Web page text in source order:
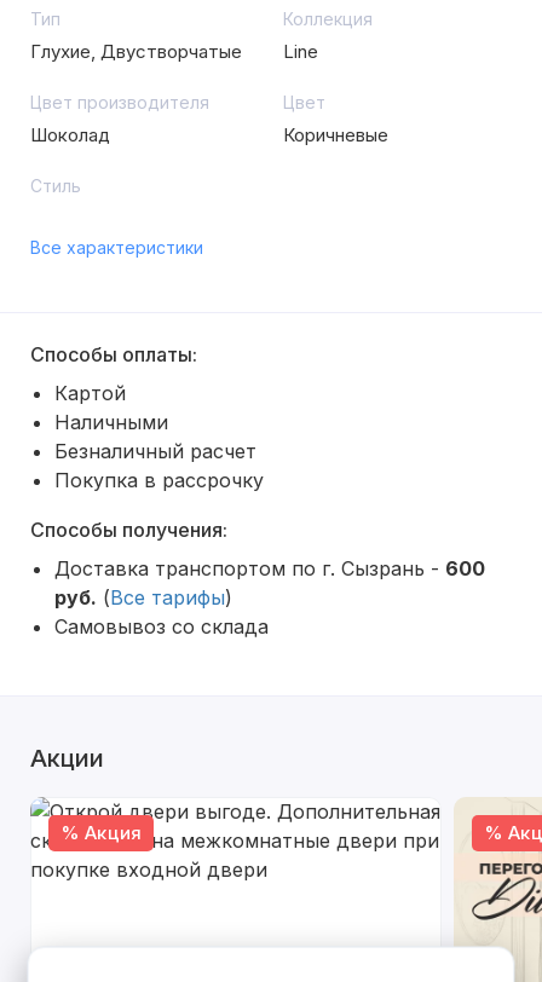
Тип
Глухие, Двустворчатые
Коллекция
Line
Цвет производителя
Шоколад
Цвет
Коричневые
Стиль
Все характеристики
Способы оплаты:
Картой
Наличными
Безналичный расчет
Покупка в рассрочку
Способы получения:
Доставка транспортом по г. Сызрань - 600
руб. (Все тарифы)
Самовывоз со склада
Акции
% Акция %